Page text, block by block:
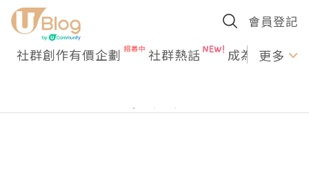
會員登記
社群創作有價企劃 社群熱話 成為U更多